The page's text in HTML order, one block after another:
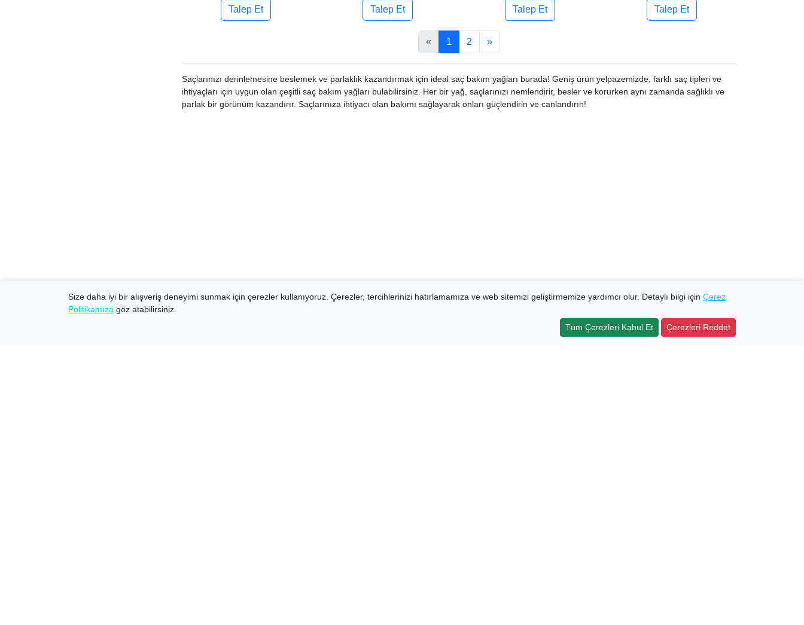
Talep Et Talep Et Talep Et Talep Et
« 1 2 »
Saçlarınızı derinlemesine beslemek ve parlaklık kazandırmak için ideal saç bakım yağları burada! Geniş ürün yelpazemizde, farklı saç tipleri ve
ihtiyaçları için uygun olan çeşitli saç bakım yağları bulabilirsiniz. Her bir yağ, saçlarınızı nemlendirir, besler ve korurken aynı zamanda sağlıklı ve
parlak bir görünüm kazandırır. Saçlarınıza ihtiyacı olan bakımı sağlayarak onları güçlendirin ve canlandırın!
Size daha iyi bir alışveriş deneyimi sunmak için çerezler kullanıyoruz. Çerezler, tercihlerinizi hatırlamamıza ve web sitemizi geliştirmemize yardımcı olur. Detaylı bilgi için Çerez
Politikamıza göz atabilirsiniz.
Tüm Çerezleri Kabul Et
Çerezleri Reddet